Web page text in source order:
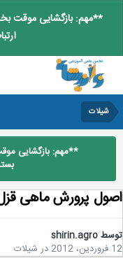
**مهم: بازگشایی موقت
شيلات
**مهم: بازگشایی
پرورش ماهی قزل
shirin.agro
درشيلات